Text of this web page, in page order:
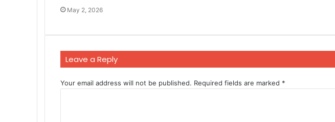
May 2, 2026
Leave a Reply
Your email address will not be published. Required fields are marked *